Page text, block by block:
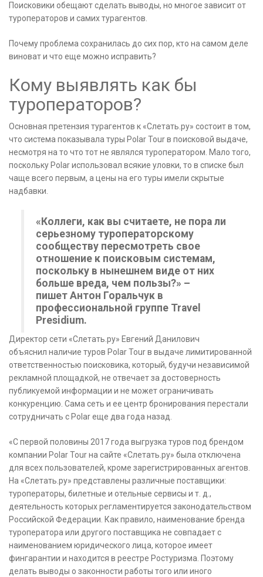
Поисковики обещают сделать выводы, но многое зависит от
туроператоров и самих турагентов.
Почему проблема сохранилась до сих пор, кто на самом деле
виноват и что еще можно исправить?
Кому выявлять как бы
туроператоров?
Основная претензия турагентов к «Слетать.ру» состоит в том,
что система показывала туры Polar Tour в поисковой выдаче,
несмотря на то что тот не являлся туроператором. Мало того,
поскольку Polar использовал всякие уловки, то в списке был
чаще всего первым, а цены на его туры имели скрытые
надбавки.
«Коллеги, как вы считаете, не пора ли
серьезному туроператорскому
сообществу пересмотреть свое
отношение к поисковым системам,
поскольку в нынешнем виде от них
больше вреда, чем пользы?» –
пишет Антон Горальчук в
профессиональной группе Travel
Presidium.
Директор сети «Слетать.ру» Евгений Данилович
объяснил наличие туров Polar Tour в выдаче лимитированной
ответственностью поисковика, который, будучи независимой
рекламной площадкой, не отвечает за достоверность
публикуемой информации и не может ограничивать
конкуренцию. Сама сеть и ее центр бронирования перестали
сотрудничать с Polar еще два года назад.
«С первой половины 2017 года выгрузка туров под брендом
компании Polar Tour на сайте «Слетать.ру» была отключена
для всех пользователей, кроме зарегистрированных агентов.
На «Слетать.ру» представлены различные поставщики:
туроператоры, билетные и отельные сервисы и т. д.,
деятельность которых регламентируется законодательством
Российской Федерации. Как правило, наименование бренда
туроператора или другого поставщика не совпадает с
наименованием юридического лица, которое имеет
фингарантии и находится в реестре Ростуризма. Поэтому
делать выводы о законности работы того или иного